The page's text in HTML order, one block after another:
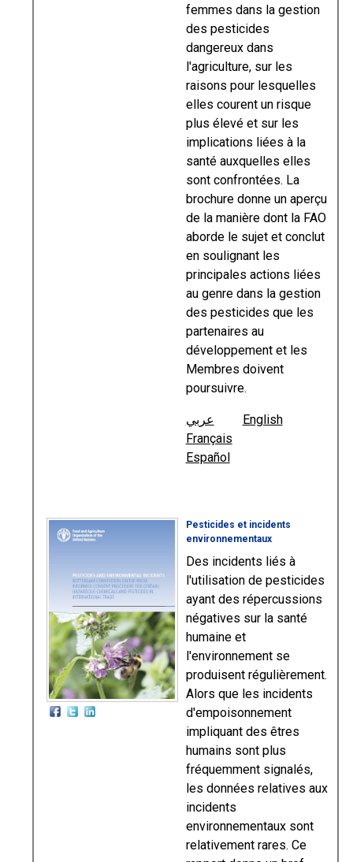
femmes dans la gestion
des pesticides
dangereux dans
l'agriculture, sur les
raisons pour lesquelles
elles courent un risque
plus élevé et sur les
implications liées à la
santé auxquelles elles
sont confrontées. La
brochure donne un aperçu
de la manière dont la FAO
aborde le sujet et conclut
en soulignant les
principales actions liées
au genre dans la gestion
des pesticides que les
partenaires au
développement et les
Membres doivent
poursuivre.
عربي
English
Français
Español
Pesticides et incidents
environnementaux
Des incidents liés à
l'utilisation de pesticides
ayant des répercussions
négatives sur la santé
humaine et
l'environnement se
produisent régulièrement.
Alors que les incidents
d'empoisonnement
impliquant des êtres
humains sont plus
fréquemment signalés,
les données relatives aux
incidents
environnementaux sont
relativement rares. Ce